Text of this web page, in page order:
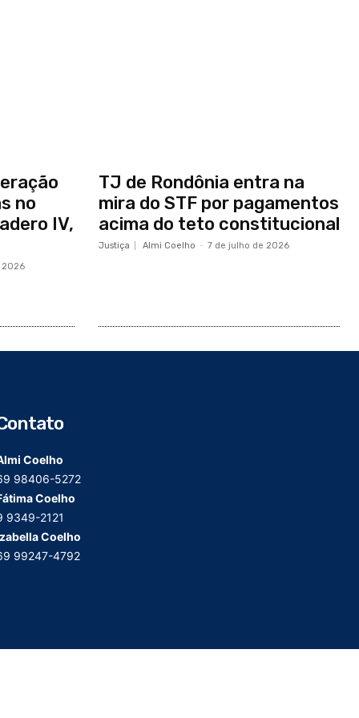
no
IV,
2026
TJ de Rondônia entra na
mira do STF por pagamentos
acima do teto constitucional
Justiça Almi Coelho - 7 de julho de 2026
Coelho
98406-5272
Coelho
9349-2121
Coelho
99247-4792